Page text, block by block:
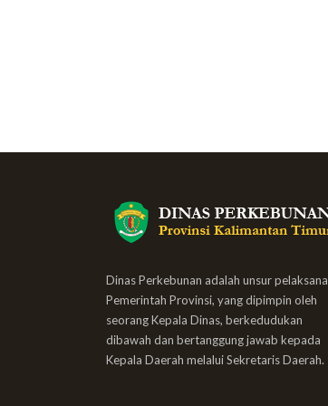
Dinas Perkebunan adalah unsur pelaksana
Pemerintah Provinsi, yang dipimpin oleh
seorang Kepala Dinas, berkedudukan
dibawah dan bertanggung jawab kepada
Kepala Daerah melalui Sekretaris Daerah.